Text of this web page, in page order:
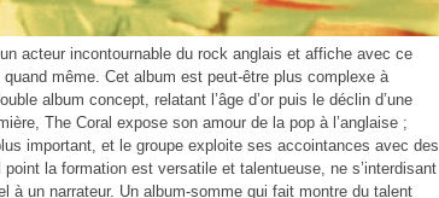
acteur incontournable du rock anglais et affiche avec ce
même. Cet album est peut-être plus complexe à
album concept, relatant l’âge d’or puis le déclin d’une
The Coral expose son amour de la pop à l’anglaise ;
important, et le groupe exploite ses accointances avec des
la formation est versatile et talentueuse, ne s’interdisant
à un narrateur. Un album-somme qui fait montre du talent